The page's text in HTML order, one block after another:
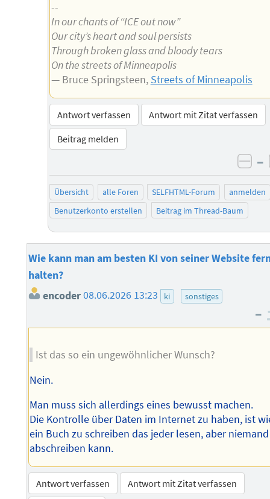
--
In our chants of “ICE out now”
Our city’s heart and soul persists
Through broken glass and bloody tears
On the streets of Minneapolis
— Bruce Springsteen, Streets of Minneapolis
Antwort verfassen
Antwort mit Zitat verfassen
Beitrag melden
–
Übersicht alle Foren SELFHTML-Forum
anmelden
Benutzerkonto erstellen
Beitrag im Thread-Baum
Wie kann man am besten KI von seiner Website
halten?
encoder08.06.2026 13:23 ki sonstiges
–
Ist das so ein ungewöhnlicher Wunsch?
Nein.
Man muss sich allerdings eines bewusst machen.
Die Kontrolle über Daten im Internet zu haben, ist
ein Buch zu schreiben das jeder lesen, aber niemand
abschreiben kann.
Antwort verfassen
Antwort mit Zitat verfassen